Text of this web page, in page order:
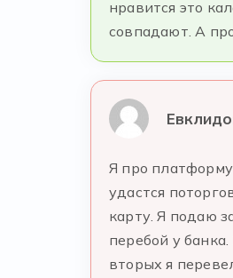
нравится это
совпадают. А
Я про
удастся
карту. Я подаю
перебой у
вторых я